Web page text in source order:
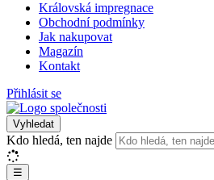
Královská impregnace
Obchodní podmínky
Jak nakupovat
Magazín
Kontakt
Přihlásit se
Vyhledat
Kdo hledá, ten najde
☰